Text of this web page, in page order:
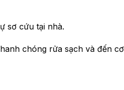
sơ cứu tại nhà.
chóng rửa sạch và đến cơ